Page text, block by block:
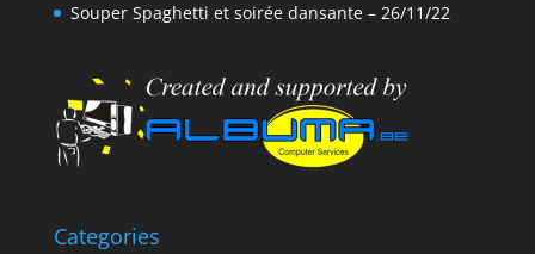
Souper Spaghetti et soirée dansante – 26/11/22
Categories